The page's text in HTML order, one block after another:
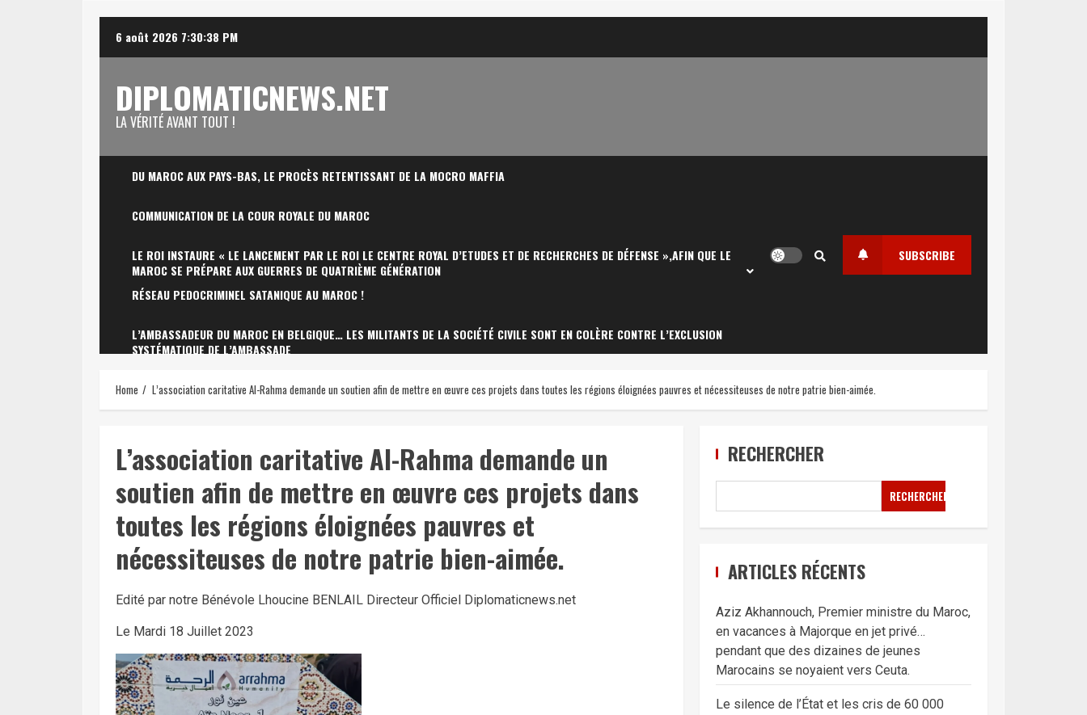
6 août 2026 7:30:39 PM
DIPLOMATICNEWS.NET
LA VÉRITÉ AVANT TOUT !
DU MAROC AUX PAYS-BAS, LE PROCÈS RETENTISSANT DE LA MOCRO MAFFIA
COMMUNICATION DE LA COUR ROYALE DU MAROC
LE ROI INSTAURE « LE LANCEMENT PAR LE ROI LE CENTRE ROYAL D’ETUDES ET DE RECHERCHES DE DÉFENSE »,AFIN QUE LE
MAROC SE PRÉPARE AUX GUERRES DE QUATRIÈME GÉNÉRATION
RÉSEAU PEDOCRIMINEL SATANIQUE AU MAROC !
L’AMBASSADEUR DU MAROC EN BELGIQUE… LES MILITANTS DE LA SOCIÉTÉ CIVILE SONT EN COLÈRE CONTRE L’EXCLUSION
SYSTÉMATIQUE DE L’AMBASSADE
SUBSCRIBE
Home L’association caritative Al-Rahma demande un soutien afin de mettre en œuvre ces projets dans toutes les régions éloignées pauvres et nécessiteuses de notre patrie bien-aimée.
L’association caritative Al-Rahma demande un
soutien afin de mettre en œuvre ces projets dans
toutes les régions éloignées pauvres et
nécessiteuses de notre patrie bien-aimée.
Edité par notre Bénévole Lhoucine BENLAIL Directeur Officiel Diplomaticnews.net
Le Mardi 18 Juillet 2023
RECHERCHER
RECHERCHER
ARTICLES RÉCENTS
Aziz Akhannouch, Premier ministre du Maroc,
en vacances à Majorque en jet privé…
pendant que des dizaines de jeunes
Marocains se noyaient vers Ceuta.
Le silence de l’État et les cris de 60 000